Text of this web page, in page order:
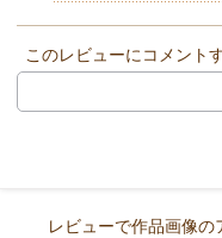
MIYUKI先生からのコメ
このレビューにコメントす
レビューで作品画像の